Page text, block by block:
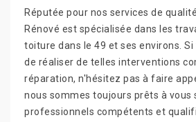
Réputée pour nos services de
Rénové est spécialisée dans les
toiture dans le 49 et ses environs. Si
de réaliser de telles interventions
réparation, n'hésitez pas à faire
nous sommes toujours prêts à vous
professionnels compétents et